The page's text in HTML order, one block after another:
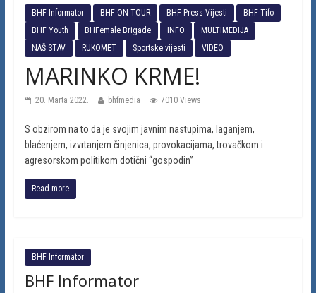
BHF Informator BHF ON TOUR BHF Press Vijesti
BHF Tifo
BHF Youth
BHFemale Brigade INFO
MULTIMEDIJA
NAŠ STAV
RUKOMET Sportske vijesti VIDEO
MARINKO KRME!
20. Marta 2022. bhfmedia 7010 Views
S obzirom na to da je svojim javnim nastupima, laganjem,
blaćenjem, izvrtanjem činjenica, provokacijama, trovačkom i
agresorskom politikom dotični “gospodin”
Read more
BHF Informator
BHF Informator